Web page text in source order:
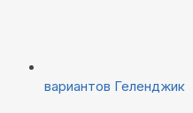
вариантов Геленджик